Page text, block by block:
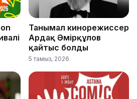
Танымал кинорежиссер
Ардақ Әмірқұлов
қайтыс болды
5 тамыз, 2026